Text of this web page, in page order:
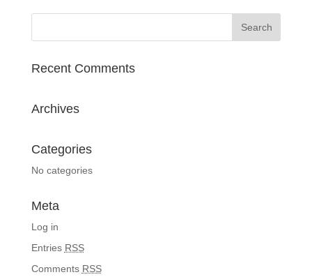
Recent Comments
Archives
Categories
No categories
Meta
Log in
Entries RSS
Comments RSS